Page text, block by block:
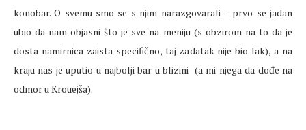
konobar. O svemu smo se s njim narazgovarali – prvo se jadan
ubio da nam objasni što je sve na meniju (s obzirom na to da je
dosta namirnica zaista specifično, taj zadatak nije bio lak), a na
kraju nas je uputio u najbolji bar u blizini (a mi njega da dođe na
odmor u Krouejša).